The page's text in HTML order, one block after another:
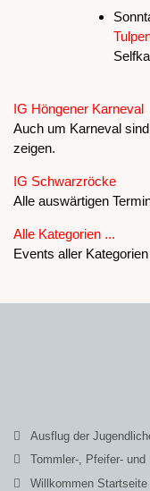
Limite der
IG Höngener Karneval
Auch um Karneval
zeigen.
IG Schwarzröcke
Alle auswärtigen
Alle Kategorien ...
Events aller
Ausflug der
Tommler-, Pfeifer-
Willkommen